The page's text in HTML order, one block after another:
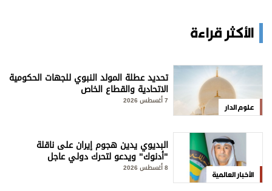
الأكثر قراءة
علوم الدار
تحديد عطلة المولد النبوي للجهات الحكومية
الاتحادية والقطاع الخاص
الأخبار العالمية
البديوي يدين هجوم إيران على ناقلة
"أدنوك" ويدعو لتحرك دولي عاجل
8 أغسطس 2026